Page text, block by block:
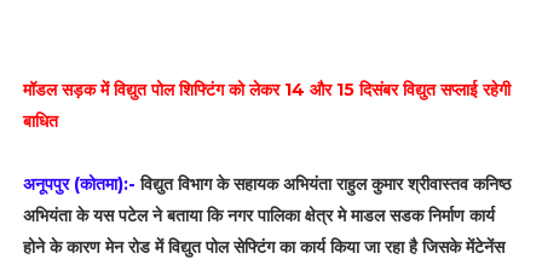
मॉडल सड़क में विद्युत पोल शिफ्टिंग को लेकर 14 और 15 दिसंबर विद्युत सप्लाई रहेगी
बाधित
अनूपपुर (कोतमा):-विद्युत विभाग के सहायक अभियंता राहुल कुमार श्रीवास्तव कनिष्ठ
अभियंता के यस पटेल ने बताया कि नगर पालिका क्षेत्र मे माडल सडक निर्माण कार्य
होने के कारण मेन रोड में विद्युत पोल सेफ्टिंग का कार्य किया जा रहा है जिसके मेंटेनेंस